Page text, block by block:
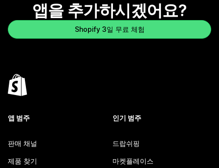
앱을 추가하시겠어요?
Shopify 3일 무료 체험
앱 범주
판매 채널
제품 찾기
인기 범주
드랍쉬핑
마켓플레이스